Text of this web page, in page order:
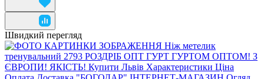
Швидкий перегляд